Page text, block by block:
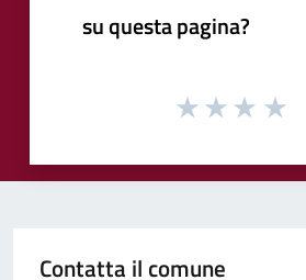
su questa pagina?
Contatta il comune